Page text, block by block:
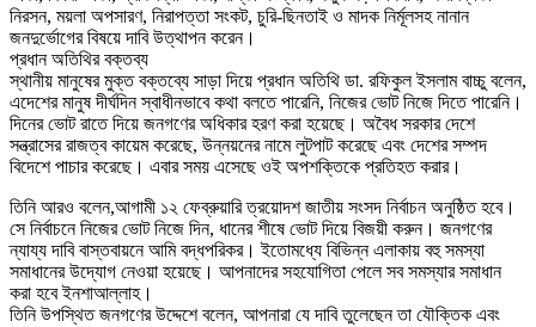
নিরসন, ময়লা অপসারণ, নিরাপত্তা সংকট, চুরি-ছিনতাই ও মাদক নির্মূলসহ নানান
জনদুর্ভোগের বিষয়ে দাবি উত্থাপন করেন।
প্রধান অতিথির বক্তব্য
স্থানীয় মানুষের মুক্ত বক্তব্যে সাড়া দিয়ে প্রধান অতিথি ডা. রফিকুল ইসলাম বাচ্চু বলেন,
এদেশের মানুষ দীর্ঘদিন স্বাধীনভাবে কথা বলতে পারেনি, নিজের ভোট নিজে দিতে পারেনি।
দিনের ভোট রাতে দিয়ে জনগণের অধিকার হরণ করা হয়েছে। অবৈধ সরকার দেশে
সন্ত্রাসের রাজত্ব কায়েম করেছে, উন্নয়নের নামে লুটপাট করেছে এবং দেশের সম্পদ
বিদেশে পাচার করেছে। এবার সময় এসেছে ওই অপশক্তিকে প্রতিহত করার।
তিনি আরও বলেন,আগামী ১২ ফেব্রুয়ারি ত্রয়োদশ জাতীয় সংসদ নির্বাচন অনুষ্ঠিত হবে।
সে নির্বাচনে নিজের ভোট নিজে দিন, ধানের শীষে ভোট দিয়ে বিজয়ী করুন। জনগণের
ন্যায্য দাবি বাস্তবায়নে আমি বদ্ধপরিকর। ইতোমধ্যে বিভিন্ন এলাকায় বহু সমস্যা
সমাধানের উদ্যোগ নেওয়া হয়েছে। আপনাদের সহযোগিতা পেলে সব সমস্যার সমাধান
করা হবে ইনশাআল্লাহ।
তিনি উপস্থিত জনগণের উদ্দেশে বলেন, আপনারা যে দাবি তুলেছেন তা যৌক্তিক এবং